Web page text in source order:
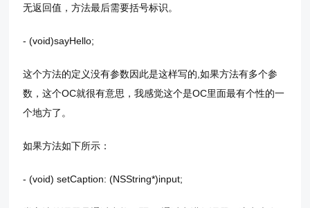
无返回值，方法最后需要括号标识。
- (void)sayHello;
这个方法的定义没有参数因此是这样写的,如果方法有多个参
数，这个OC就很有意思，我感觉这个是OC里面最有个性的一
个地方了。
如果方法如下所示：
- (void) setCaption: (NSString*)input;